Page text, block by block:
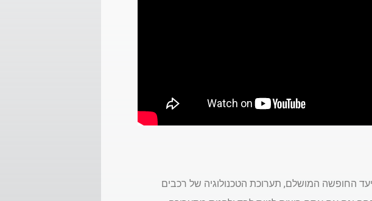
יעד החופשה המושלם, תערוכת הטכנולוגיה של רכבים